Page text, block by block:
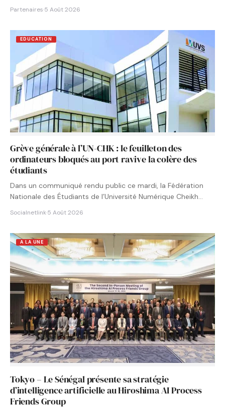
Partenaires·5 Août 2026
EDUCATION
Grève générale à l’UN-CHK : le feuilleton des
ordinateurs bloqués au port ravive la colère des
étudiants
Dans un communiqué rendu public ce mardi, la Fédération
Nationale des Étudiants de l’Université Numérique Cheikh
Socialnetlink·5 Août 2026
A LA UNE
Tokyo – Le Sénégal présente sa stratégie
d’intelligence artificielle au Hiroshima AI Process
Friends Group